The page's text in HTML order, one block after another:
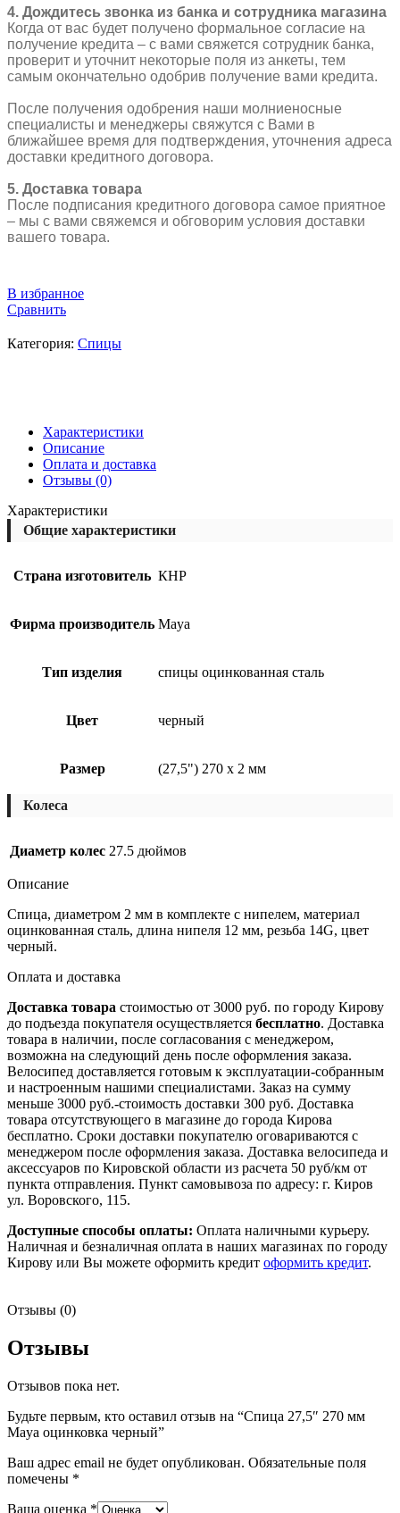
4. Дождитесь звонка из банка и сотрудника магазина
Когда от вас будет получено формальное согласие на
получение кредита – с вами свяжется сотрудник банка,
проверит и уточнит некоторые поля из анкеты, тем
самым окончательно одобрив получение вами кредита.
После получения одобрения наши молниеносные
специалисты и менеджеры свяжутся с Вами в
ближайшее время для подтверждения, уточнения адреса
доставки кредитного договора.
5. Доставка товара
После подписания кредитного договора самое приятное
– мы с вами свяжемся и обговорим условия доставки
вашего товара.
В избранное
Сравнить
Категория: Спицы
Характеристики
Описание
Оплата и доставка
Отзывы (0)
Характеристики
Общие характеристики
Страна изготовитель КНР
Фирма производитель Maya
Тип изделия спицы оцинкованная сталь
Цвет черный
Размер (27,5") 270 х 2 мм
Колеса
Диаметр колес 27.5 дюймов
Описание
Спица, диаметром 2 мм в комплекте с нипелем, материал
оцинкованная сталь, длина нипеля 12 мм, резьба 14G, цвет
черный.
Оплата и доставка
Доставка товара стоимостью от 3000 руб. по городу Кирову
до подъезда покупателя осуществляется бесплатно. Доставка
товара в наличии, после согласования с менеджером,
возможна на следующий день после оформления заказа.
Велосипед доставляется готовым к эксплуатации-собранным
и настроенным нашими специалистами. Заказ на сумму
меньше 3000 руб.-стоимость доставки 300 руб. Доставка
товара отсутствующего в магазине до города Кирова
бесплатно. Сроки доставки покупателю оговариваются с
менеджером после оформления заказа. Доставка велосипеда и
аксессуаров по Кировской области из расчета 50 руб/км от
пункта отправления. Пункт самовывоза по адресу: г. Киров
ул. Воровского, 115.
Доступные способы оплаты: Оплата наличными курьеру.
Наличная и безналичная оплата в наших магазинах по городу
Кирову или Вы можете оформить кредит оформить кредит.
Отзывы (0)
Отзывы
Отзывов пока нет.
Будьте первым, кто оставил отзыв на “Спица 27,5″ 270 мм
Maya оцинковка черный”
Ваш адрес email не будет опубликован. Обязательные поля
помечены *
Ваша оценка *